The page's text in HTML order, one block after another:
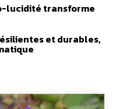
lucidité transforme
et durables,